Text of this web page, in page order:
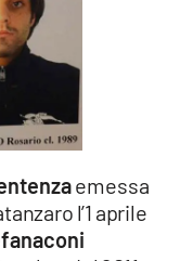
emessa
l’1 aprile